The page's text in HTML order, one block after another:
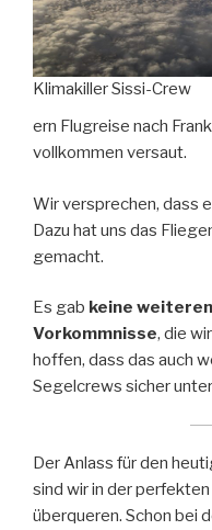
Klimakiller Sissi-Crew
ern Flugreise nach
vollkommen versaut.
Wir versprechen, dass
Dazu hat uns das
gemacht.
Es gab keine
Vorkommnisse, die
hoffen, dass das auch
Segelcrews sicher
Der Anlass für den
sind wir in der
überqueren. Schon bei